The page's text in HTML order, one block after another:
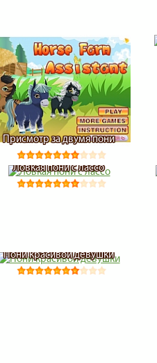
Присмотр за двумя пони
Ловкая пони с лассо
Пони красивой девушки